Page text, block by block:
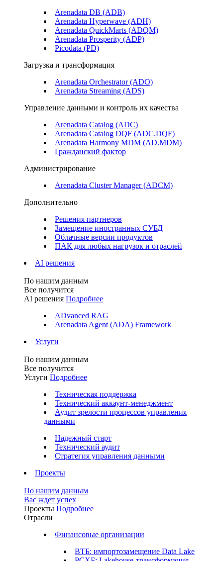
Arenadata DB (ADB)
Arenadata Hyperwave (ADH)
Arenadata QuickMarts (ADQM)
Arenadata Prosperity (ADP)
Picodata (PD)
Загрузка и трансформация
Arenadata Orchestrator (ADO)
Arenadata Streaming (ADS)
Управление данными и контроль их качества
Arenadata Catalog (ADC)
Arenadata Catalog DQF (ADС.DQF)
Arenadata Harmony MDM (AD.MDM)
Гражданский фактор
Администрирование
Arenadata Cluster Manager (ADCM)
Дополнительно
Решения партнеров
Замещение иностранных СУБД
Облачные версии продуктов
ПАК для любых нагрузок и отраслей
AI решения
По нашим данным
Все получится
AI решения Подробнее
ADvanced RAG
Arenadata Agent (ADA) Framework
Услуги
По нашим данным
Все получится
Услуги Подробнее
Техническая поддержка
Технический аккаунт-менеджмент
Аудит зрелости процессов управления
данными
Надежный старт
Технический аудит
Стратегия управления данными
Проекты
По нашим данным
Вас ждет успех
Проекты Подробнее
Отрасли
Финансовые организации
ВТБ: импортозамещение Data Lake